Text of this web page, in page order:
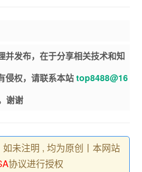
并发布，在于分享相关技术和知
侵权，请联系本站 top8488@16
谢谢
未注明 , 均为原创丨本网站
协议进行授权